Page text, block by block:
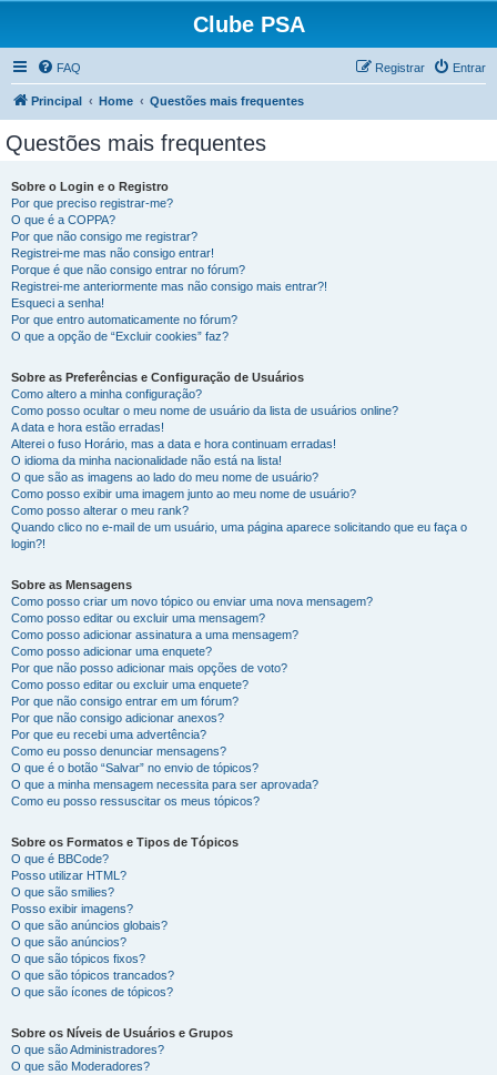
Clube PSA
FAQ Entrar
Registrar
Principal Home Questões mais frequentes
Questões mais frequentes
Sobre o Login e o Registro
Por que preciso registrar-me?
O que é a COPPA?
Por que não consigo me registrar?
Registrei-me mas não consigo entrar!
Porque é que não consigo entrar no fórum?
Registrei-me anteriormente mas não consigo mais entrar?!
Esqueci a senha!
Por que entro automaticamente no fórum?
O que a opção de “Excluir cookies” faz?
Sobre as Preferências e Configuração de Usuários
Como altero a minha configuração?
Como posso ocultar o meu nome de usuário da lista de usuários online?
A data e hora estão erradas!
Alterei o fuso Horário, mas a data e hora continuam erradas!
O idioma da minha nacionalidade não está na lista!
O que são as imagens ao lado do meu nome de usuário?
Como posso exibir uma imagem junto ao meu nome de usuário?
Como posso alterar o meu rank?
Quando clico no e-mail de um usuário, uma página aparece solicitando que eu faça o
login?!
Sobre as Mensagens
Como posso criar um novo tópico ou enviar uma nova mensagem?
Como posso editar ou excluir uma mensagem?
Como posso adicionar assinatura a uma mensagem?
Como posso adicionar uma enquete?
Por que não posso adicionar mais opções de voto?
Como posso editar ou excluir uma enquete?
Por que não consigo entrar em um fórum?
Por que não consigo adicionar anexos?
Por que eu recebi uma advertência?
Como eu posso denunciar mensagens?
O que é o botão “Salvar” no envio de tópicos?
O que a minha mensagem necessita para ser aprovada?
Como eu posso ressuscitar os meus tópicos?
Sobre os Formatos e Tipos de Tópicos
O que é BBCode?
Posso utilizar HTML?
O que são smilies?
Posso exibir imagens?
O que são anúncios globais?
O que são anúncios?
O que são tópicos fixos?
O que são tópicos trancados?
O que são ícones de tópicos?
Sobre os Níveis de Usuários e Grupos
O que são Administradores?
O que são Moderadores?